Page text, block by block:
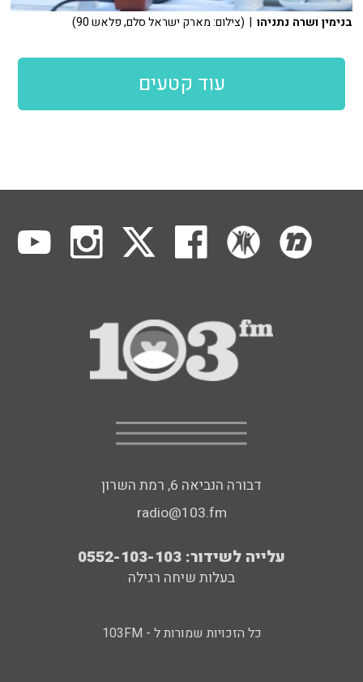
בנימין ושרה נתניהו | (צילום: מארק ישראל סלם, פלאש 90)
עוד קטעים
דבורה הנביאה 6, רמת השרון
radio@103.fm
עלייה לשידור: 0552-103-103
בעלות שיחה רגילה
כל הזכויות שמורות ל - 103FM